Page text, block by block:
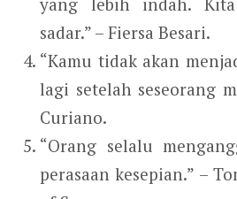
sadar.” – Fiersa Besari.
“Kamu tidak akan
lagi setelah seseorang
Curiano.
“Orang selalu
perasaan kesepian.” –